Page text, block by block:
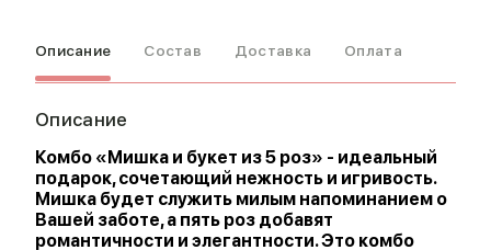
Описание Состав Доставка Оплата
Описание
Комбо «Мишка и букет из 5 роз» - идеальный
подарок, сочетающий нежность и игривость.
Мишка будет служить милым напоминанием о
Вашей заботе, а пять роз добавят
романтичности и элегантности. Это комбо